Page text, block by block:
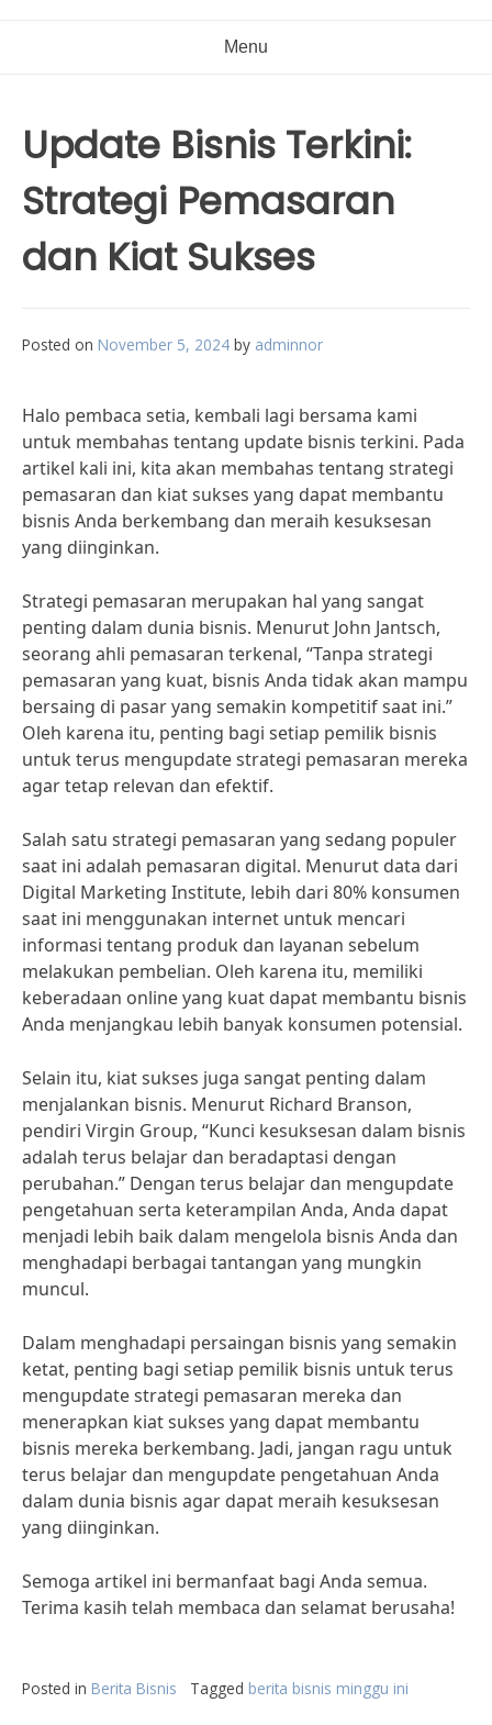
Menu
Update Bisnis Terkini:
Strategi Pemasaran
dan Kiat Sukses
Posted on November 5, 2024 by adminnor
Halo pembaca setia, kembali lagi bersama kami
untuk membahas tentang update bisnis terkini. Pada
artikel kali ini, kita akan membahas tentang strategi
pemasaran dan kiat sukses yang dapat membantu
bisnis Anda berkembang dan meraih kesuksesan
yang diinginkan.
Strategi pemasaran merupakan hal yang sangat
penting dalam dunia bisnis. Menurut John Jantsch,
seorang ahli pemasaran terkenal, “Tanpa strategi
pemasaran yang kuat, bisnis Anda tidak akan mampu
bersaing di pasar yang semakin kompetitif saat ini.”
Oleh karena itu, penting bagi setiap pemilik bisnis
untuk terus mengupdate strategi pemasaran mereka
agar tetap relevan dan efektif.
Salah satu strategi pemasaran yang sedang populer
saat ini adalah pemasaran digital. Menurut data dari
Digital Marketing Institute, lebih dari 80% konsumen
saat ini menggunakan internet untuk mencari
informasi tentang produk dan layanan sebelum
melakukan pembelian. Oleh karena itu, memiliki
keberadaan online yang kuat dapat membantu bisnis
Anda menjangkau lebih banyak konsumen potensial.
Selain itu, kiat sukses juga sangat penting dalam
menjalankan bisnis. Menurut Richard Branson,
pendiri Virgin Group, “Kunci kesuksesan dalam bisnis
adalah terus belajar dan beradaptasi dengan
perubahan.” Dengan terus belajar dan mengupdate
pengetahuan serta keterampilan Anda, Anda dapat
menjadi lebih baik dalam mengelola bisnis Anda dan
menghadapi berbagai tantangan yang mungkin
muncul.
Dalam menghadapi persaingan bisnis yang semakin
ketat, penting bagi setiap pemilik bisnis untuk terus
mengupdate strategi pemasaran mereka dan
menerapkan kiat sukses yang dapat membantu
bisnis mereka berkembang. Jadi, jangan ragu untuk
terus belajar dan mengupdate pengetahuan Anda
dalam dunia bisnis agar dapat meraih kesuksesan
yang diinginkan.
Semoga artikel ini bermanfaat bagi Anda semua.
Terima kasih telah membaca dan selamat berusaha!
Posted in Berita Bisnis Tagged berita bisnis minggu ini